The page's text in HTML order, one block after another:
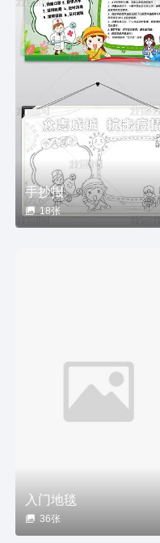
手抄报
18张
入门地毯
36张